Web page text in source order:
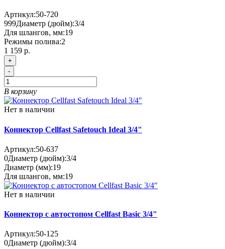
Артикул:50-720
999Диаметр (дюйм):3/4
Для шлангов, мм:19
Режимы полива:2
1 159 р.
+
-
В корзину
Нет в наличии
Коннектор Cellfast Safetouch Ideal 3/4"
Артикул:50-637
0Диаметр (дюйм):3/4
Диаметр (мм):19
Для шлангов, мм:19
Нет в наличии
Коннектор с автостопом Cellfast Basic 3/4"
Артикул:50-125
0Диаметр (дюйм):3/4